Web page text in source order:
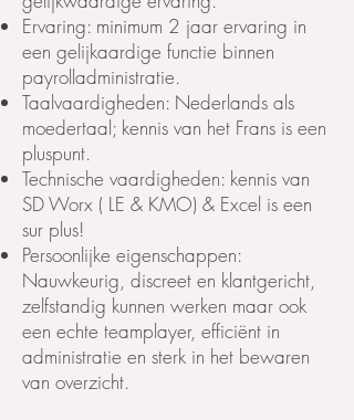
Ervaring: minimum 2 jaar ervaring in
een gelijkaardige functie binnen
payrolladministratie.
Taalvaardigheden: Nederlands als
moedertaal; kennis van het Frans is een
pluspunt.
Technische vaardigheden: kennis van
SD Worx ( LE & KMO) & Excel is een
sur plus!
Persoonlijke eigenschappen:
Nauwkeurig, discreet en klantgericht,
zelfstandig kunnen werken maar ook
een echte teamplayer, efficiënt in
administratie en sterk in het bewaren
van overzicht.